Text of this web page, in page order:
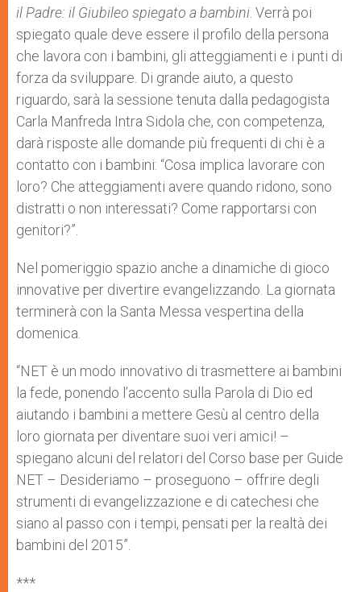
il Padre: il Giubileo spiegato a bambini . Verrà poi
spiegato quale deve essere il profilo della persona
che lavora con i bambini, gli atteggiamenti e i punti di
forza da sviluppare. Di grande aiuto, a questo
riguardo, sarà la sessione tenuta dalla pedagogista
Carla Manfreda Intra Sidola che, con competenza,
darà risposte alle domande più frequenti di chi è a
contatto con i bambini: “Cosa implica lavorare con
loro? Che atteggiamenti avere quando ridono, sono
distratti o non interessati? Come rapportarsi con
genitori?”.
Nel pomeriggio spazio anche a dinamiche di gioco
innovative per divertire evangelizzando. La giornata
terminerà con la Santa Messa vespertina della
domenica.
“NET è un modo innovativo di trasmettere ai bambini
la fede, ponendo l’accento sulla Parola di Dio ed
aiutando i bambini a mettere Gesù al centro della
loro giornata per diventare suoi veri amici! –
spiegano alcuni del relatori del Corso base per Guide
NET – Desideriamo – proseguono – offrire degli
strumenti di evangelizzazione e di catechesi che
siano al passo con i tempi, pensati per la realtà dei
bambini del 2015”.
***